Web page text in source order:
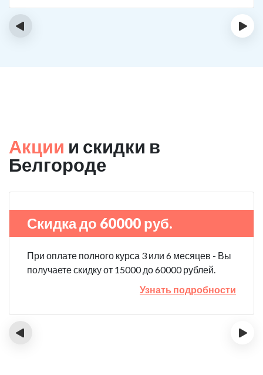
наркотикам. Пошел на лечение, чтобы ее не потерять.
‹ ›
Акции и скидки в
Белгороде
Скидка до 60000 руб.
При оплате полного курса 3 или 6 месяцев - Вы
получаете скидку от 15000 до 60000 рублей.
Узнать подробности
‹ ›